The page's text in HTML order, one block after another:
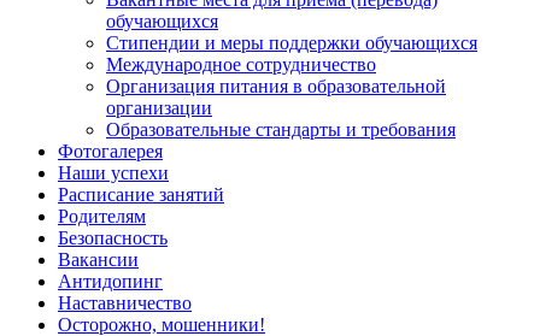
обучающихся
Стипендии и меры поддержки обучающихся
Международное сотрудничество
Организация питания в образовательной
организации
Образовательные стандарты и требования
Фотогалерея
Наши успехи
Расписание занятий
Родителям
Безопасность
Вакансии
Антидопинг
Наставничество
Осторожно, мошенники!